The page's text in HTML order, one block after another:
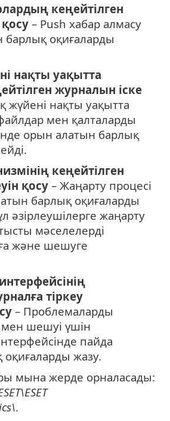
кеңейтілген
– Push хабар алмасу
барлық оқиғаларды
нақты уақытта
журналын іске
нақты уақытта
мен қалталарды
орын алатын барлық
кеңейтілген
қосу – Жаңарту процесі
барлық оқиғаларды
әзірлеушілерге жаңарту
мәселелерді
және шешуге
тіркеу
– Проблемаларды
мен шешуі үшін
пайда
жазу.
мына жерде орналасады:
.